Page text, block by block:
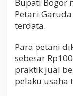
Bupati Bogor
Petani
terdata.
Para petani
sebesar
praktik jual
pelaku usaha